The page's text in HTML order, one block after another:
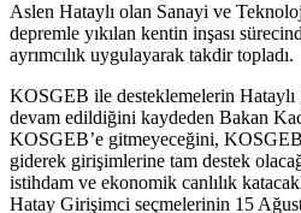
Aslen Hataylı olan Sanayi ve
depremle yıkılan kentin inşası
ayrımcılık uygulayarak takdir topladı.
KOSGEB ile desteklemelerin
devam edildiğini kaydeden Bakan
KOSGEB’e gitmeyeceğini,
giderek girişimlerine tam destek
istihdam ve ekonomik canlılık
Hatay Girişimci seçmelerinin 15